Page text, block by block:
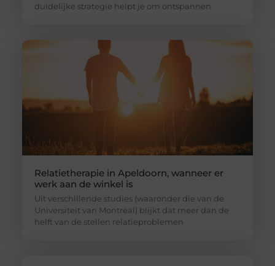
duidelijke strategie helpt je om ontspannen
Relatietherapie in Apeldoorn, wanneer er
werk aan de winkel is
Uit verschillende studies (waaronder die van de
Universiteit van Montréal) blijkt dat meer dan de
helft van de stellen relatieproblemen